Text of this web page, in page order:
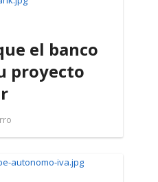
el banco
proyecto